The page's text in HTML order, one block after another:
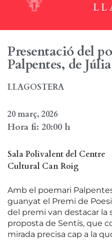
Presentació del
Palpentes, de
LLAGOSTERA
20 març, 2026
Hora fi: 20:00 h
Sala Polivalent del Centre
Cultural Can Roig
Amb el poemari
guanyat el Premi de
del premi van destacar la
proposta de Sentís, que
mirada precisa cap a la